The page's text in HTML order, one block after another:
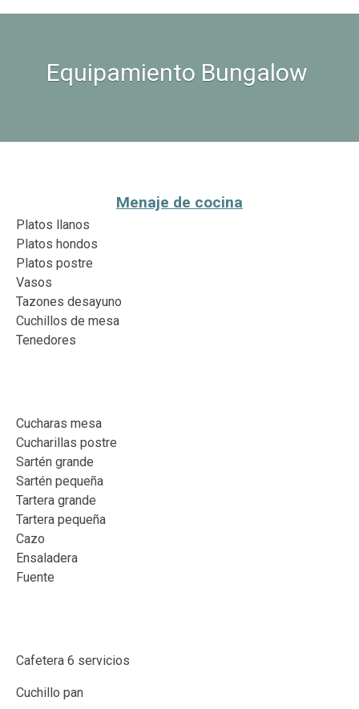
Equipamiento Bungalow
Menaje de cocina
Platos llanos
Platos hondos
Platos postre
Vasos
Tazones desayuno
Cuchillos de mesa
Tenedores
Cucharas mesa
Cucharillas postre
Sartén grande
Sartén pequeña
Tartera grande
Tartera pequeña
Cazo
Ensaladera
Fuente
Cafetera 6 servicios
Cuchillo pan